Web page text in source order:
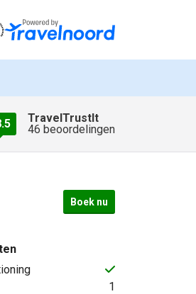
TravelTrustIt
46 beoordelingen
Boek nu
1